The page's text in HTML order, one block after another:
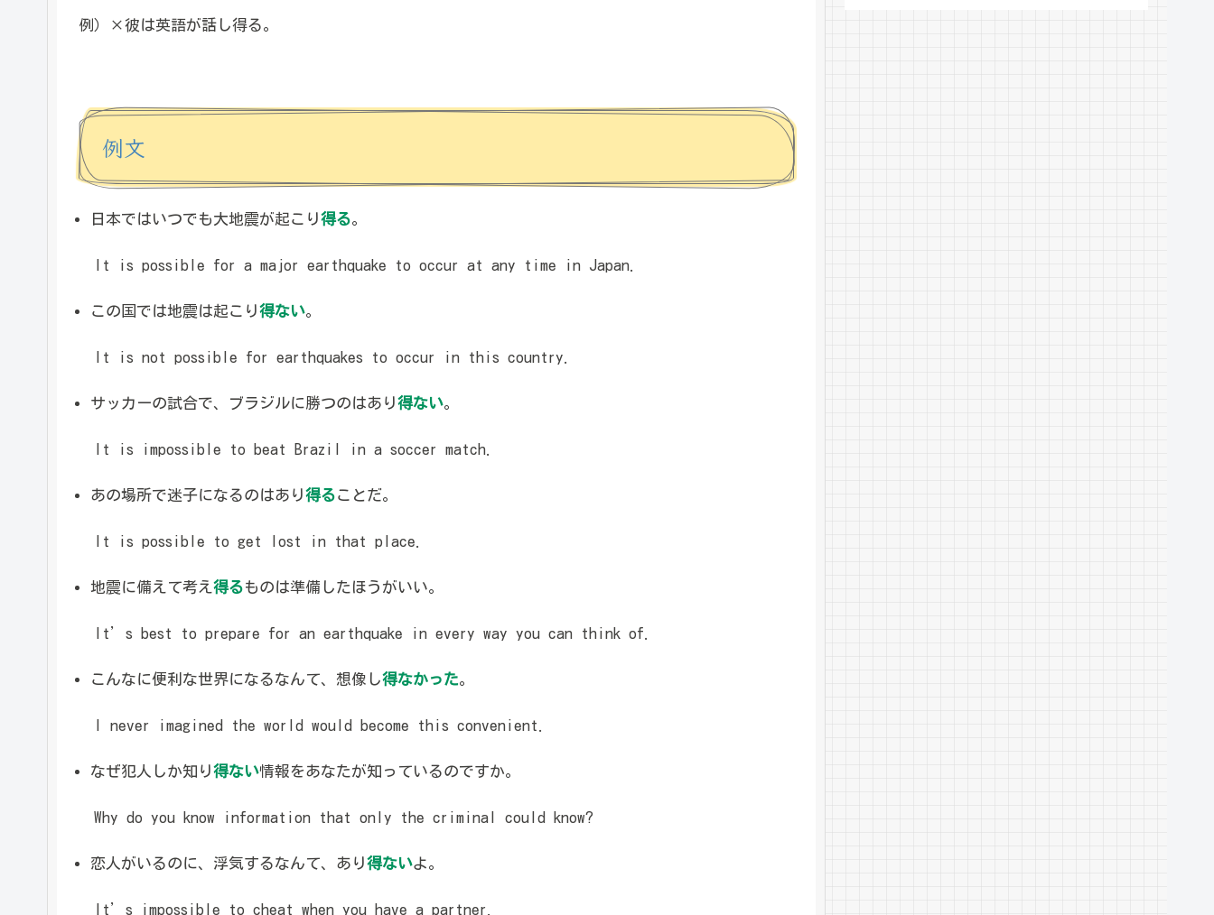
例）×彼は英語が話し得る。
例文
日本ではいつでも大地震が起こり得る。
It is possible for a major earthquake to occur at any time in Japan.
この国では地震は起こり得ない。
It is not possible for earthquakes to occur in this country.
サッカーの試合で、ブラジルに勝つのはあり得ない。
It is impossible to beat Brazil in a soccer match.
あの場所で迷子になるのはあり得ることだ。
It is possible to get lost in that place.
地震に備えて考え得るものは準備したほうがいい。
It’s best to prepare for an earthquake in every way you can think of.
こんなに便利な世界になるなんて、想像し得なかった。
I never imagined the world would become this convenient.
なぜ犯人しか知り得ない情報をあなたが知っているのですか。
Why do you know information that only the criminal could know?
恋人がいるのに、浮気するなんて、あり得ないよ。
It’s impossible to cheat when you have a partner.